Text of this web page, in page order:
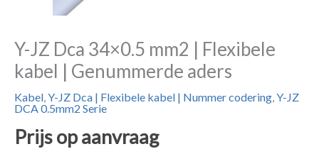
Y-JZ Dca 34×0.5 mm2 | Flexibele
kabel | Genummerde aders
Kabel,Y-JZ Dca | Flexibele kabel | Nummer codering,Y-JZ
DCA 0.5mm2 Serie
Prijs op aanvraag